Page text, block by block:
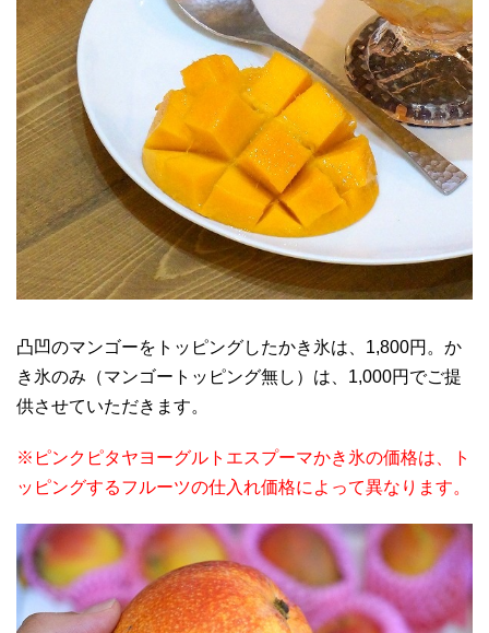
凸凹のマンゴーをトッピングしたかき氷は、1,800円。か
き氷のみ（マンゴートッピング無し）は、1,000円でご提
供させていただきます。
※ピンクピタヤヨーグルトエスプーマかき氷の価格は、ト
ッピングするフルーツの仕入れ価格によって異なります。